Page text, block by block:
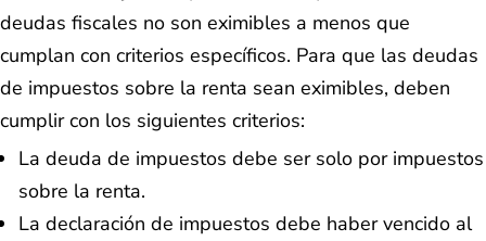
deudas fiscales no son eximibles a menos que
cumplan con criterios específicos. Para que las deudas
de impuestos sobre la renta sean eximibles, deben
cumplir con los siguientes criterios:
La deuda de impuestos debe ser solo por impuestos
sobre la renta.
La declaración de impuestos debe haber vencido al